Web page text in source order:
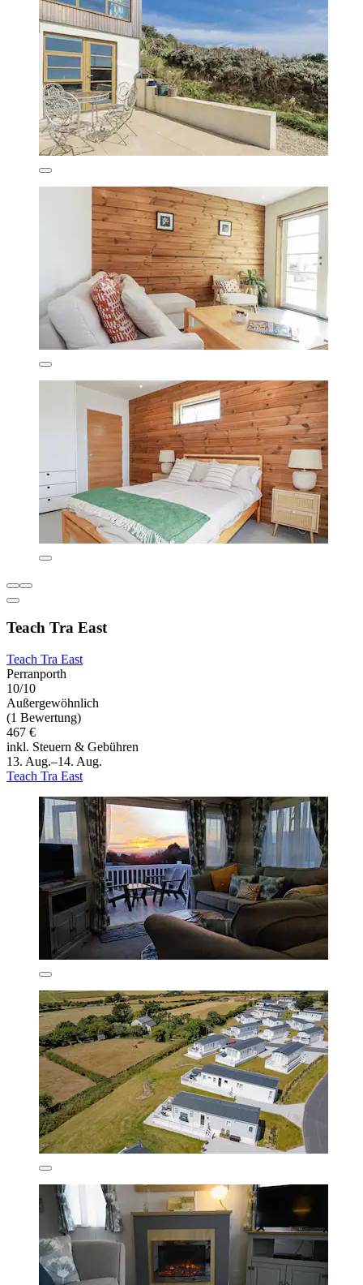
Teach Tra East
Teach Tra East
Perranporth
10/10
Außergewöhnlich
(1 Bewertung)
467 €
inkl. Steuern & Gebühren
13. Aug.–14. Aug.
Teach Tra East